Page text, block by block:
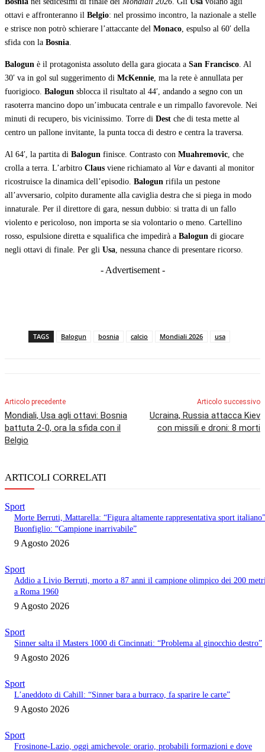
ottavi e affronteranno il Belgio: nel prossimo incontro, la nazionale a stelle
e strisce non potrò schierare l’attaccante del Monaco, espulso al 60′ della
sfida con la Bosnia.
Balogun è il protagonista assoluto della gara giocata a San Francisco. Al
30′ va in gol sul suggerimento di McKennie, ma la rete è annullata per
fuorigioco. Balogun sblocca il risultato al 44′, andando a segno con un
rasoterra mancino dopo un’imbucata centrale e un rimpallo favorevole. Nei
minuti di recupero, bis vicinissimo. Torre di Dest che di testa mette al
centro un pallone invitante, la punta tocca di destro e centra la traversa.
Al 64′, la partita di Balogun finisce. Contrasto con Muahremovic, che
crolla a terra. L’arbitro Claus viene richiamato al Vare davanti al monitor
ricostruisce la dinamica dell’episodio. Balogun rifila un pestone
all’avversario, colpito duramente alla caviglia destra che si piega in modo
innaturale. Per il direttore di gara, nessun dubbio: si tratta di un fallo
violento e pericoloso, non importa se sia volontario o meno. Cartellino
rosso, espulsione diretta e squalifica che impedirà a Balogun di giocare
negli ottavi di finale. Per gli Usa, nessuna chance di presentare ricorso.
- Advertisement -
TAGS Balogun bosnia calcio Mondiali 2026 usa
Articolo precedente
Mondiali, Usa agli ottavi: Bosnia
battuta 2-0, ora la sfida con il
Belgio
Articolo successivo
Ucraina, Russia attacca Kiev
con missili e droni: 8 morti
ARTICOLI CORRELATI
Sport
Morte Berruti, Mattarella: “Figura altamente rappresentativa sport
Buonfiglio: “Campione inarrivabile”
9 Agosto 2026
Sport
Addio a Livio Berruti, morto a 87 anni il campione olimpico dei 200
a Roma 1960
9 Agosto 2026
Sport
Sinner salta il Masters 1000 di Cincinnati: “Problema al ginocchio destro”
9 Agosto 2026
Sport
L’aneddoto di Cahill: “Sinner bara a burraco, fa sparire le carte”
9 Agosto 2026
Sport
Frosinone-Lazio, oggi amichevole: orario, probabili formazioni e dove